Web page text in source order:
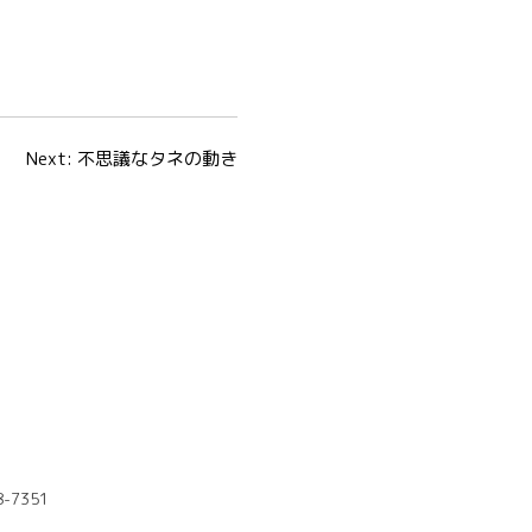
Next: 不思議なタネの動き
7351